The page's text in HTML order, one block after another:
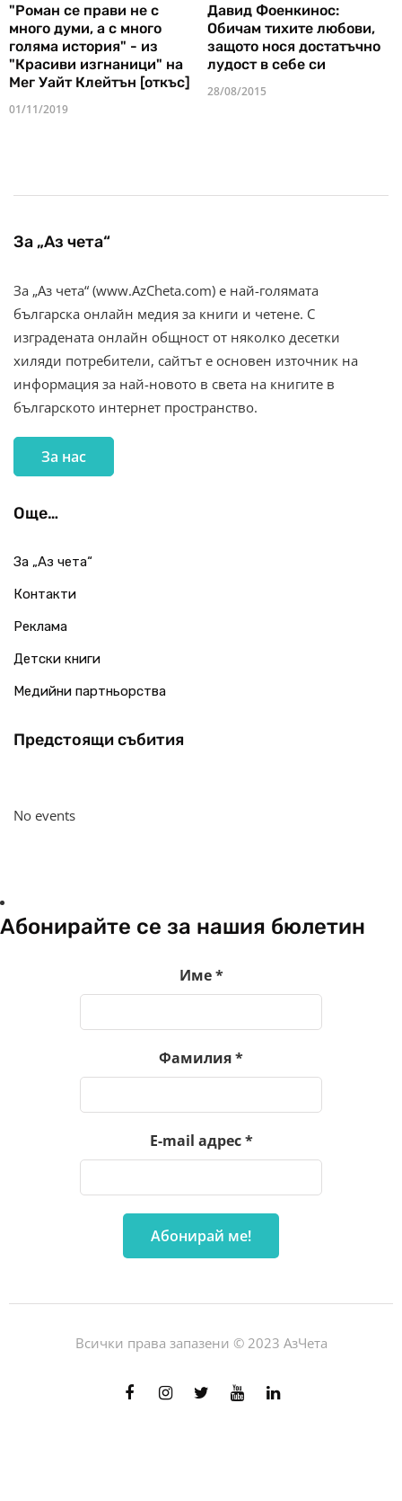
"Роман се прави не с
много думи, а с много
голяма история" - из
"Красиви изгнаници" на
Мег Уайт Клейтън [откъс]
01/11/2019
Давид Фоенкинос:
Обичам тихите любови,
защото нося достатъчно
лудост в себе си
28/08/2015
За „Аз чета“
За „Аз чета“ (www.AzCheta.com) е най-голямата
българска онлайн медия за книги и четене. С
изградената онлайн общност от няколко десетки
хиляди потребители, сайтът е основен източник на
информация за най-новото в света на книгите в
българското интернет пространство.
За нас
Още…
За „Аз чета“
Контакти
Реклама
Детски книги
Медийни партньорства
Предстоящи събития
No events
Абонирайте се за нашия бюлетин
Име*
Фамилия*
E-mail адрес*
Всички права запазени © 2023 АзЧета